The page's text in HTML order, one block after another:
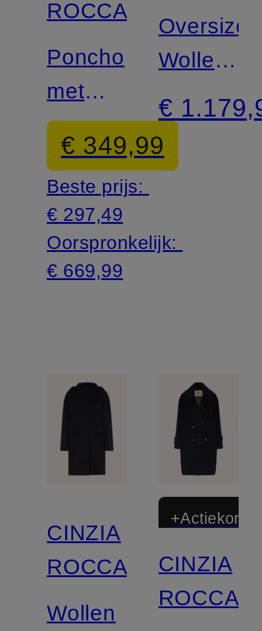
ROCCA
Poncho
met
alpaca
€ 349,99
Beste prijs:
€ 297,49
Oorspronkelijk:
€ 669,99
Oversized
Wollen
mantel
€
CINZIA
ROCCA
Wollen
CINZIA
ROCCA